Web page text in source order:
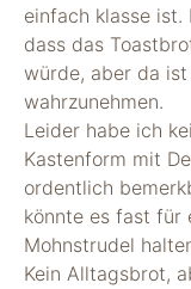
einfach klasse
dass das
würde, aber da
wahrzunehmen.
Leider habe ich
Kastenform mit
ordentlich
könnte es fast für
Mohnstrudel
Kein Alltagsbrot,